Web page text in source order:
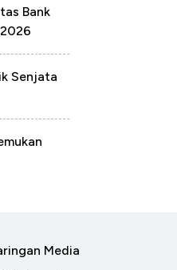
Bank
Senjata
Media